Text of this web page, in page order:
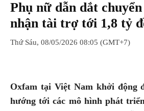
Phụ nữ dẫn dắt
nhận tài trợ tới 1,8 tỷ
Thứ Sáu, 08/05/2026 08:05 (GMT+7)
Oxfam tại Việt Nam khởi động
hướng tới các mô hình phát